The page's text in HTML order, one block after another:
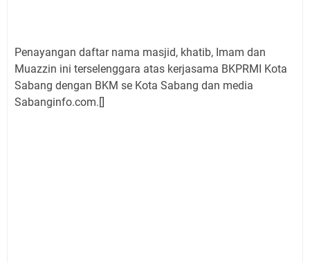
Penayangan daftar nama masjid, khatib, Imam dan
Muazzin ini terselenggara atas kerjasama BKPRMI Kota
Sabang dengan BKM se Kota Sabang dan media
Sabanginfo.com.[]